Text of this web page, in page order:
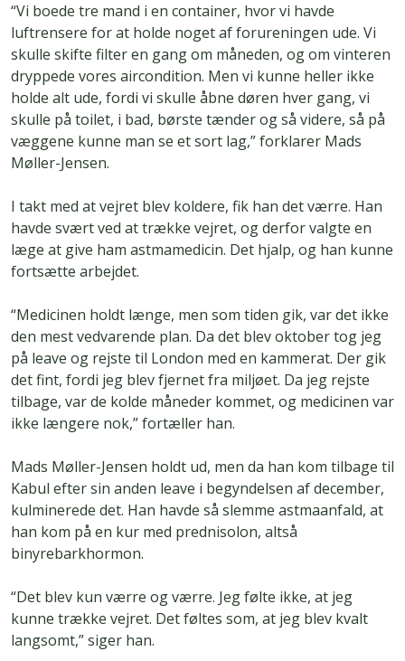
“Vi boede tre mand i en container, hvor vi havde
luftrensere for at holde noget af forureningen ude. Vi
skulle skifte filter en gang om måneden, og om vinteren
dryppede vores aircondition. Men vi kunne heller ikke
holde alt ude, fordi vi skulle åbne døren hver gang, vi
skulle på toilet, i bad, børste tænder og så videre, så på
væggene kunne man se et sort lag,” forklarer Mads
Møller-Jensen.
I takt med at vejret blev koldere, fik han det værre. Han
havde svært ved at trække vejret, og derfor valgte en
læge at give ham astmamedicin. Det hjalp, og han kunne
fortsætte arbejdet.
“Medicinen holdt længe, men som tiden gik, var det ikke
den mest vedvarende plan. Da det blev oktober tog jeg
på leave og rejste til London med en kammerat. Der gik
det fint, fordi jeg blev fjernet fra miljøet. Da jeg rejste
tilbage, var de kolde måneder kommet, og medicinen var
ikke længere nok,” fortæller han.
Mads Møller-Jensen holdt ud, men da han kom tilbage til
Kabul efter sin anden leave i begyndelsen af december,
kulminerede det. Han havde så slemme astmaanfald, at
han kom på en kur med prednisolon, altså
binyrebarkhormon.
“Det blev kun værre og værre. Jeg følte ikke, at jeg
kunne trække vejret. Det føltes som, at jeg blev kvalt
langsomt,” siger han.